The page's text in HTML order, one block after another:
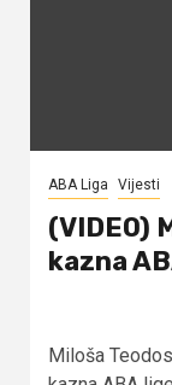
ABA Liga Vijesti
(VIDEO)
kazna
Miloša